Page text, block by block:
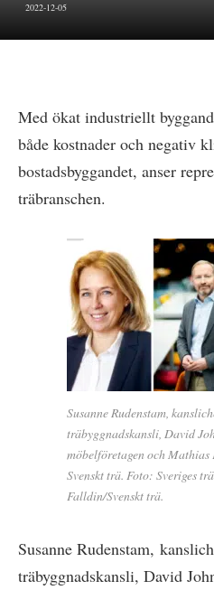
2022-12-05
Med ökat industriellt
både kostnader och negativ
bostadsbyggandet, anser
träbranschen.
Susanne Rudenstam,
träbyggnadskansli, David
möbelföretagen och
Svenskt trä. Foto: Sveriges
Falldin/Svenskt trä.
Susanne Rudenstam,
träbyggnadskansli, David